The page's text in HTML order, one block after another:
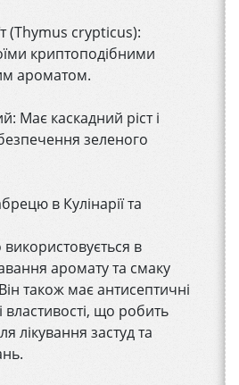
(Thymus crypticus):
криптоподібними
ароматом.
Має каскадний ріст і
зеленого
в Кулінарії та
в
аромату та смаку
також має антисептичні
властивості, що робить
лікування застуд та